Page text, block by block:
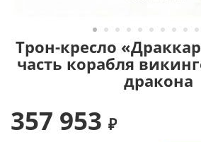
Трон-кресло
часть корабля
дракона
357 953